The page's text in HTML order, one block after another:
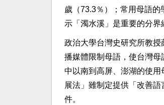
歲（73.3％）；常用母語
示「濁水溪」是重要的分界
政治大學台灣史研究所教
播媒體限制母語，使台灣
中以南到高屏、澎湖的使
展法」雖制定提供「改善
件。